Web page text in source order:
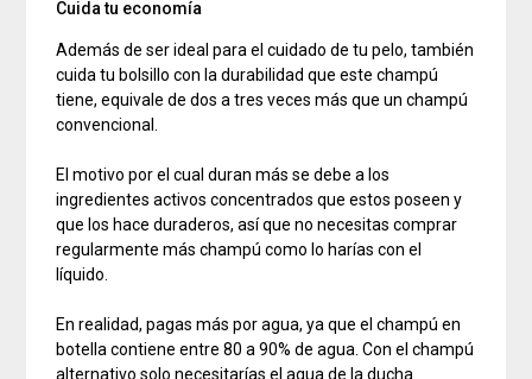
Cuida tu economía
Además de ser ideal para el cuidado de tu pelo, también
cuida tu bolsillo con la durabilidad que este champú
tiene, equivale de dos a tres veces más que un champú
convencional.
El motivo por el cual duran más se debe a los
ingredientes activos concentrados que estos poseen y
que los hace duraderos, así que no necesitas comprar
regularmente más champú como lo harías con el
líquido.
En realidad, pagas más por agua, ya que el champú en
botella contiene entre 80 a 90% de agua. Con el champú
alternativo solo necesitarías el agua de la ducha.